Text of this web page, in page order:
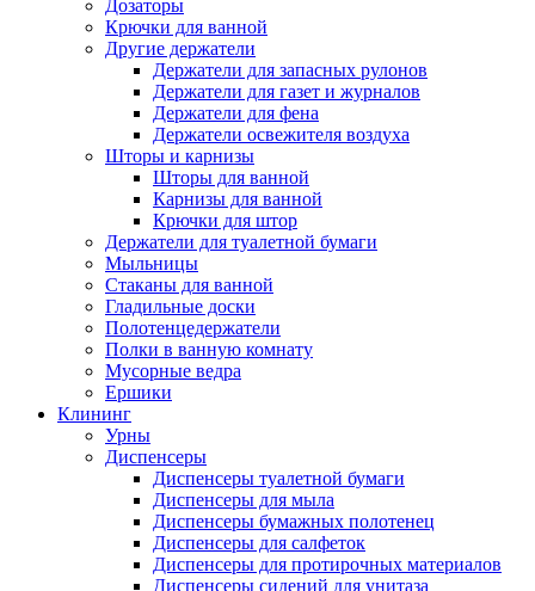
Дозаторы
Крючки для ванной
Другие держатели
Держатели для запасных рулонов
Держатели для газет и журналов
Держатели для фена
Держатели освежителя воздуха
Шторы и карнизы
Шторы для ванной
Карнизы для ванной
Крючки для штор
Держатели для туалетной бумаги
Мыльницы
Стаканы для ванной
Гладильные доски
Полотенцедержатели
Полки в ванную комнату
Мусорные ведра
Ершики
Клининг
Урны
Диспенсеры
Диспенсеры туалетной бумаги
Диспенсеры для мыла
Диспенсеры бумажных полотенец
Диспенсеры для салфеток
Диспенсеры для протирочных материалов
Диспенсеры сидений для унитаза